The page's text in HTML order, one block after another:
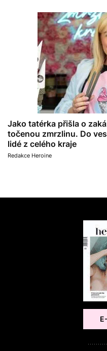
Jako tatérka přišla o
točenou zmrzlinu. Do
lidé z celého kraje
Redakce Heroine